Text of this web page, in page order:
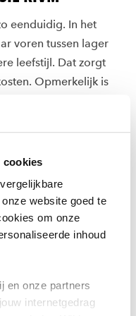
cookies
website goed te
om onze
inhoud
en onze partners
internetgedrag
eenduidig. In het
voren tussen lager
leefstijl. Dat zorgt
Opmerkelijk is
toename aan
allerlaatste
komt met
leven? Langer en
bijdragen aan